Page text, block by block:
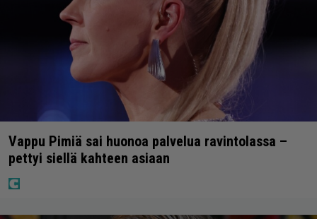
Vappu Pimiä sai huonoa palvelua ravintolassa –
pettyi siellä kahteen asiaan